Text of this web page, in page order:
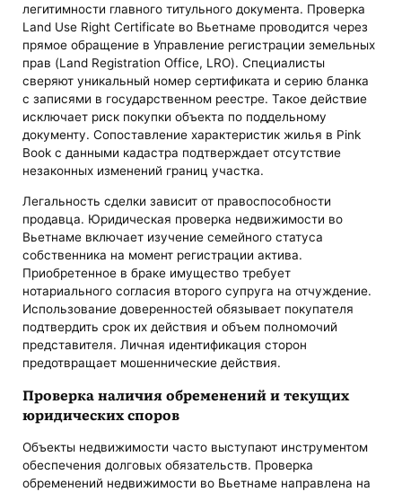
легитимности главного титульного документа. Проверка
Land Use Right Certificate во Вьетнаме проводится через
прямое обращение в Управление регистрации земельных
прав (Land Registration Office, LRO). Специалисты
сверяют уникальный номер сертификата и серию бланка
с записями в государственном реестре. Такое действие
исключает риск покупки объекта по поддельному
документу. Сопоставление характеристик жилья в Pink
Book с данными кадастра подтверждает отсутствие
незаконных изменений границ участка.
Легальность сделки зависит от правоспособности
продавца. Юридическая проверка недвижимости во
Вьетнаме включает изучение семейного статуса
собственника на момент регистрации актива.
Приобретенное в браке имущество требует
нотариального согласия второго супруга на отчуждение.
Использование доверенностей обязывает покупателя
подтвердить срок их действия и объем полномочий
представителя. Личная идентификация сторон
предотвращает мошеннические действия.
Проверка наличия обременений и текущих
юридических споров
Объекты недвижимости часто выступают инструментом
обеспечения долговых обязательств. Проверка
обременений недвижимости во Вьетнаме направлена на